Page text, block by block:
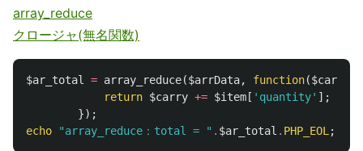
array_reduce
クロージャ(無名関数)
$ar_total = array_reduce($arrData, function($carry
return $carry += $item [ 'quantity' ];
});
echo
"array_reduce：total = " . $ar_total . PHP_EOL ;